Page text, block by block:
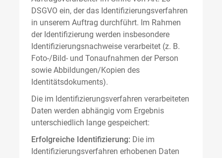
DSGVO ein, der das Identifizierungsverfahren
in unserem Auftrag durchführt. Im Rahmen
der Identifizierung werden insbesondere
Identifizierungsnachweise verarbeitet (z. B.
Foto-/Bild- und Tonaufnahmen der Person
sowie Abbildungen/Kopien des
Identitätsdokuments).
Die im Identifizierungsverfahren verarbeiteten
Daten werden abhängig vom Ergebnis
unterschiedlich lange gespeichert:
Erfolgreiche Identifizierung: Die im
Identifizierungsverfahren erhobenen Daten